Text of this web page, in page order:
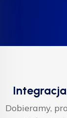
Dobieramy,